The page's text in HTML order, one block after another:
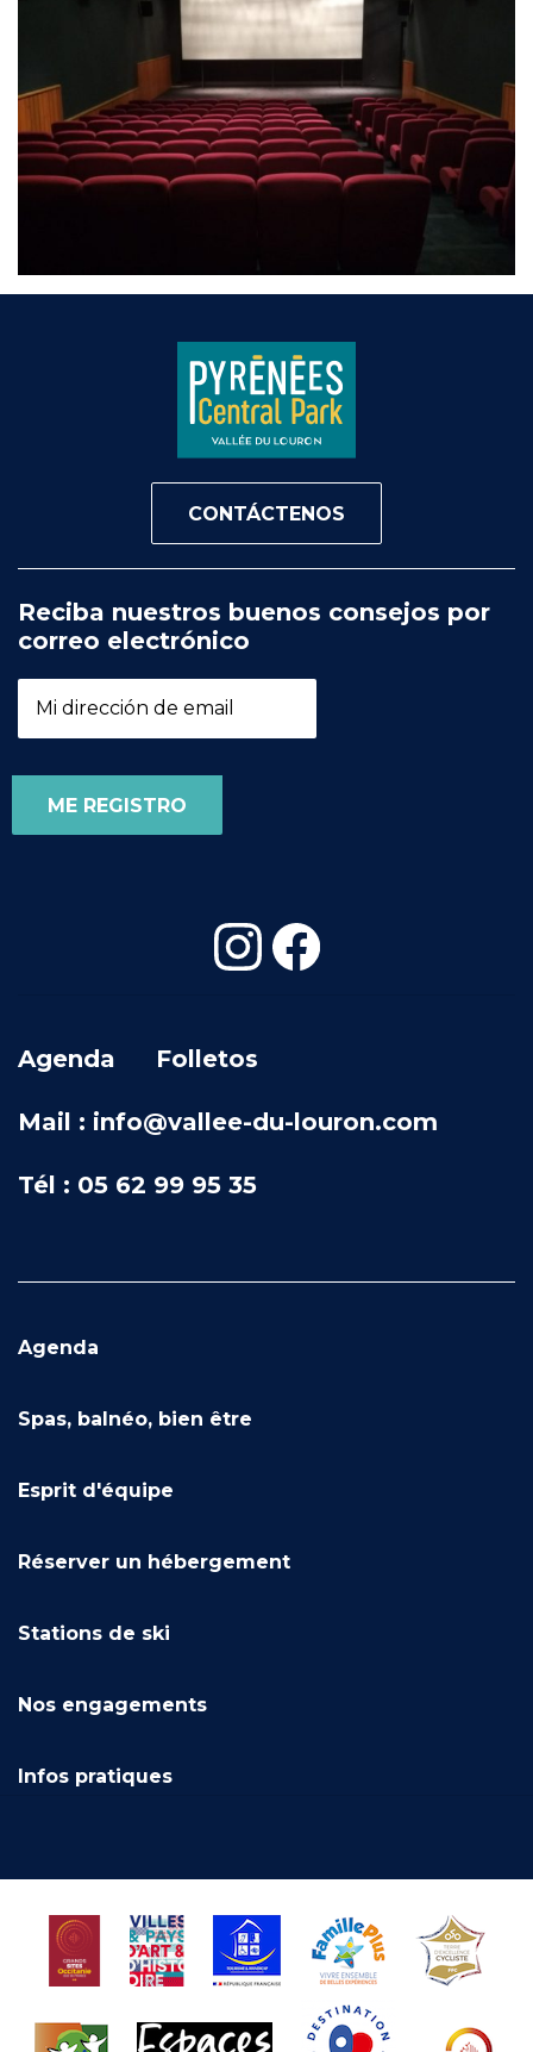
CONTÁCTENOS
Reciba nuestros buenos consejos por
correo electrónico
Agenda Folletos
Mail : info@vallee-du-louron.com
Tél : 05 62 99 95 35
Agenda
Spas, balnéo, bien être
Esprit d'équipe
Réserver un hébergement
Stations de ski
Nos engagements
Infos pratiques